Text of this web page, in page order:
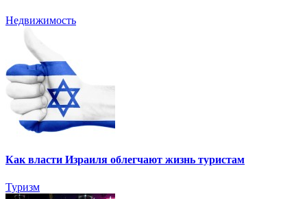
Недвижимость
Как власти Израиля облегчают жизнь туристам
Туризм